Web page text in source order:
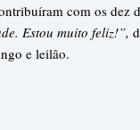
com os dez
Estou muito feliz!”,
e leilão.